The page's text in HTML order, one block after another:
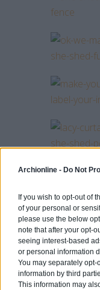
Archionline - Do Not
If you wish to opt-out of
of your personal or
please use the below
note that after your opt-
seeing interest-based
or personal information
You may separately
information by third
This information may
Photos :